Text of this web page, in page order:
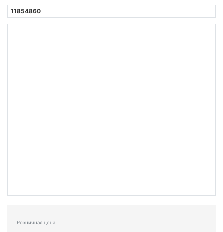
11854860
Розничная цена